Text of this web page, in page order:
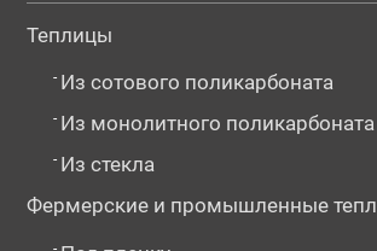
Теплицы
- Из сотового поликарбоната
- Из монолитного поликарбоната
- Из стекла
Фермерские и промышленные